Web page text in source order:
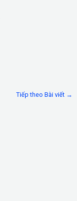
Tiếp theo Bài viết →